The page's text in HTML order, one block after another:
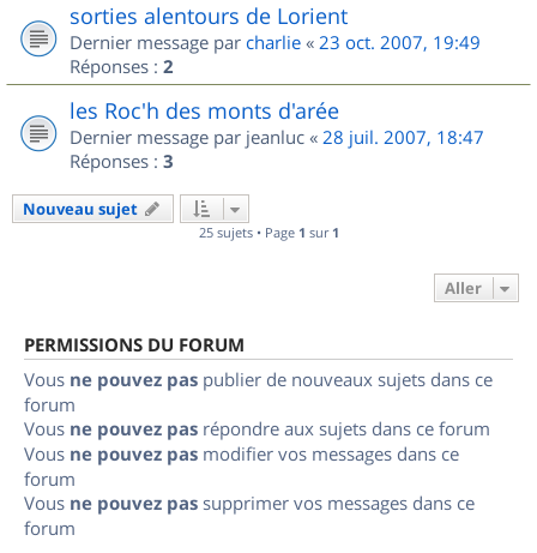
sorties alentours de Lorient
Dernier message par charlie « 23 oct. 2007, 19:49
Réponses : 2
les Roc'h des monts d'arée
Dernier message par jeanluc « 28 juil. 2007, 18:47
Réponses : 3
Nouveau sujet
25 sujets • Page 1 sur 1
Aller
PERMISSIONS DU FORUM
Vous ne pouvez pas publier de nouveaux sujets dans ce
forum
Vous ne pouvez pas répondre aux sujets dans ce forum
Vous ne pouvez pas modifier vos messages dans ce
forum
Vous ne pouvez pas supprimer vos messages dans ce
forum